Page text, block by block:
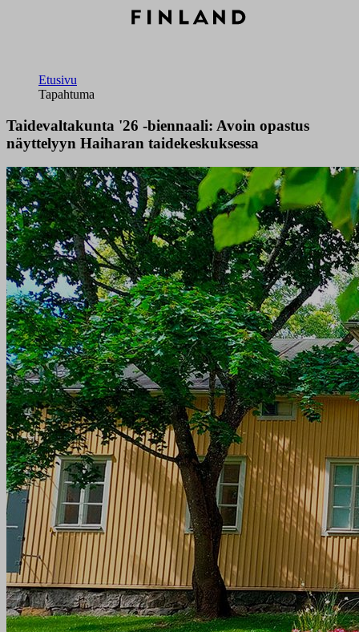
Etusivu
Tapahtuma
Taidevaltakunta '26 -biennaali: Avoin opastus
näyttelyyn Haiharan taidekeskuksessa